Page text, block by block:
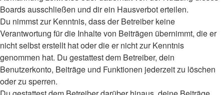
Boards ausschließen und dir ein Hausverbot erteilen.
Du nimmst zur Kenntnis, dass der Betreiber keine
Verantwortung für die Inhalte von Beiträgen übernimmt, die er
nicht selbst erstellt hat oder die er nicht zur Kenntnis
genommen hat. Du gestattest dem Betreiber, dein
Benutzerkonto, Beiträge und Funktionen jederzeit zu löschen
oder zu sperren.